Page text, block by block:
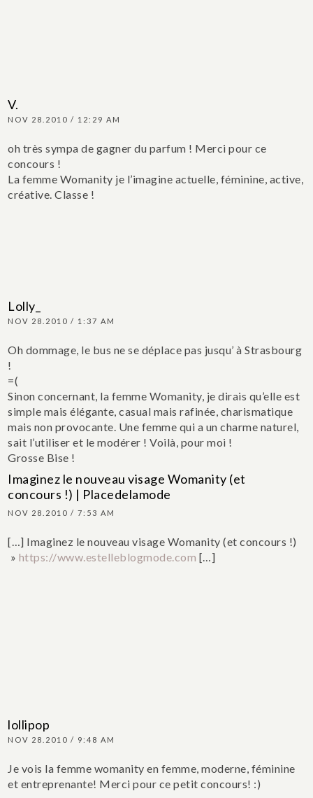
V.
NOV 28.2010 / 12:29 AM
oh très sympa de gagner du parfum ! Merci pour ce
concours !
La femme Womanity je l’imagine actuelle, féminine, active,
créative. Classe !
Lolly_
NOV 28.2010 / 1:37 AM
Oh dommage, le bus ne se déplace pas jusqu’ à Strasbourg
!
=(
Sinon concernant, la femme Womanity, je dirais qu’elle est
simple mais élégante, casual mais rafinée, charismatique
mais non provocante. Une femme qui a un charme naturel,
sait l’utiliser et le modérer ! Voilà, pour moi !
Grosse Bise !
Imaginez le nouveau visage Womanity (et
concours !) | Placedelamode
NOV 28.2010 / 7:53 AM
[…] Imaginez le nouveau visage Womanity (et concours !)
» https://www.estelleblogmode.com […]
lollipop
NOV 28.2010 / 9:48 AM
Je vois la femme womanity en femme, moderne, féminine
et entreprenante! Merci pour ce petit concours! :)